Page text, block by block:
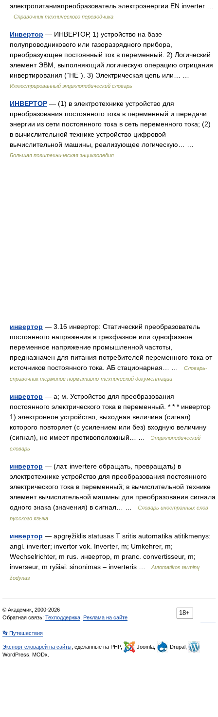
электропитанияпреобразователь электроэнергии EN inverter …
Справочник технического переводчика
Инвертор — ИНВЕРТОР, 1) устройство на базе
полупроводникового или газоразрядного прибора,
преобразующее постоянный ток в переменный. 2) Логический
элемент ЭВМ, выполняющий логическую операцию отрицания
инвертирования (“НЕ”). 3) Электрическая цепь или… …
Иллюстрированный энциклопедический словарь
ИНВЕРТОР — (1) в электротехнике устройство для
преобразования постоянного тока в переменный и передачи
энергии из сети постоянного тока в сеть переменного тока; (2)
в вычислительной технике устройство цифровой
вычислительной машины, реализующее логическую… …
Большая политехническая энциклопедия
инвертор — 3.16 инвертор: Статический преобразователь
постоянного напряжения в трехфазное или однофазное
переменное напряжение промышленной частоты,
предназначен для питания потребителей переменного тока от
источников постоянного тока. АБ стационарная… …
Словарь-
справочник терминов нормативно-технической документации
инвертор — а; м. Устройство для преобразования
постоянного электрического тока в переменный. * * * инвертор
1) электронное устройство, выходная величина (сигнал)
которого повторяет (с усилением или без) входную величину
(сигнал), но имеет противоположный… …
Энциклопедический
словарь
инвертор — (лат. invertere обращать, превращать) в
электротехнике устройство для преобразования постоянного
электрического тока в переменный; в вычислительной технике
элемент вычислительной машины для преобразования сигнала
одного знака (значения) в сигнал… …
Словарь иностранных слов
русского языка
инвертор — apgręžiklis statusas T sritis automatika atitikmenys:
angl. inverter; invertor vok. Inverter, m; Umkehrer, m;
Wechselrichter, m rus. инвертор, m pranc. convertisseur, m;
inverseur, m ryšiai: sinonimas – inverteris …
Automatikos terminų
žodynas
18+
© Академик, 2000-2026
Обратная связь: Техподдержка Реклама на сайте
👣 Путешествия
Экспорт словарей на сайты , сделанные на PHP, Joomla,
Drupal,
WordPress, MODx.